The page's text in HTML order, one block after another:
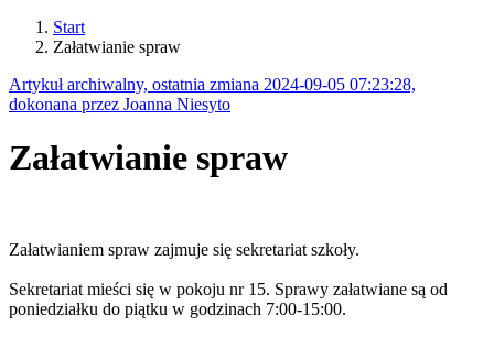
Start
Załatwianie spraw
Artykuł archiwalny, ostatnia zmiana 2024-09-05 07:23:28,
dokonana przez Joanna Niesyto
Załatwianie spraw
Załatwianiem spraw zajmuje się sekretariat szkoły.
Sekretariat mieści się w pokoju nr 15. Sprawy załatwiane są od
poniedziałku do piątku w godzinach 7:00-15:00.